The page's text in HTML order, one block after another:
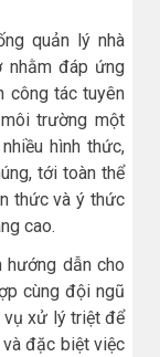
quản lý nhà
đáp ứng
công tác tuyên
trường một
hình thức,
tới toàn thể
thức và ý thức
cao.
hướng dẫn cho
cùng đội ngũ
vụ xử lý triệt để
và đặc biệt việc